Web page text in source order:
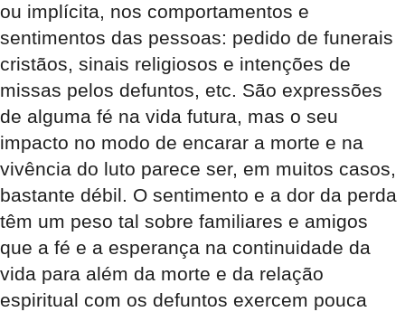
ou implícita, nos comportamentos e
sentimentos das pessoas: pedido de funerais
cristãos, sinais religiosos e intenções de
missas pelos defuntos, etc. São expressões
de alguma fé na vida futura, mas o seu
impacto no modo de encarar a morte e na
vivência do luto parece ser, em muitos casos,
bastante débil. O sentimento e a dor da perda
têm um peso tal sobre familiares e amigos
que a fé e a esperança na continuidade da
vida para além da morte e da relação
espiritual com os defuntos exercem pouca